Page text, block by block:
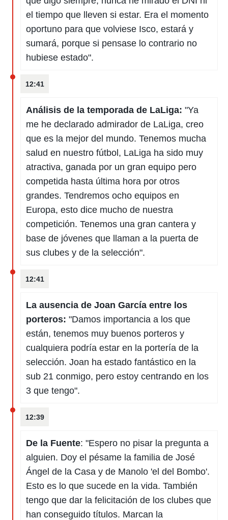
el tiempo que lleven si estar. Era el momento
oportuno para que volviese Isco, estará y
sumará, porque si pensase lo contrario no
hubiese estado".
12:41
Análisis de la temporada de LaLiga: "Ya
me he declarado admirador de LaLiga, creo
que es la mejor del mundo. Tenemos mucha
salud en nuestro fútbol, LaLiga ha sido muy
atractiva, ganada por un gran equipo pero
competida hasta última hora por otros
grandes. Tendremos ocho equipos en
Europa, esto dice mucho de nuestra
competición. Tenemos una gran cantera y
base de jóvenes que llaman a la puerta de
sus clubes y de la selección".
12:41
La ausencia de Joan García entre los
porteros: "Damos importancia a los que
están, tenemos muy buenos porteros y
cualquiera podría estar en la portería de la
selección. Joan ha estado fantástico en la
sub 21 conmigo, pero estoy centrando en los
3 que tengo".
12:39
De la Fuente: "Espero no pisar la pregunta a
alguien. Doy el pésame la familia de José
Ángel de la Casa y de Manolo 'el del Bombo'.
Esto es lo que sucede en la vida. También
tengo que dar la felicitación de los clubes que
han conseguido títulos. Marcan la